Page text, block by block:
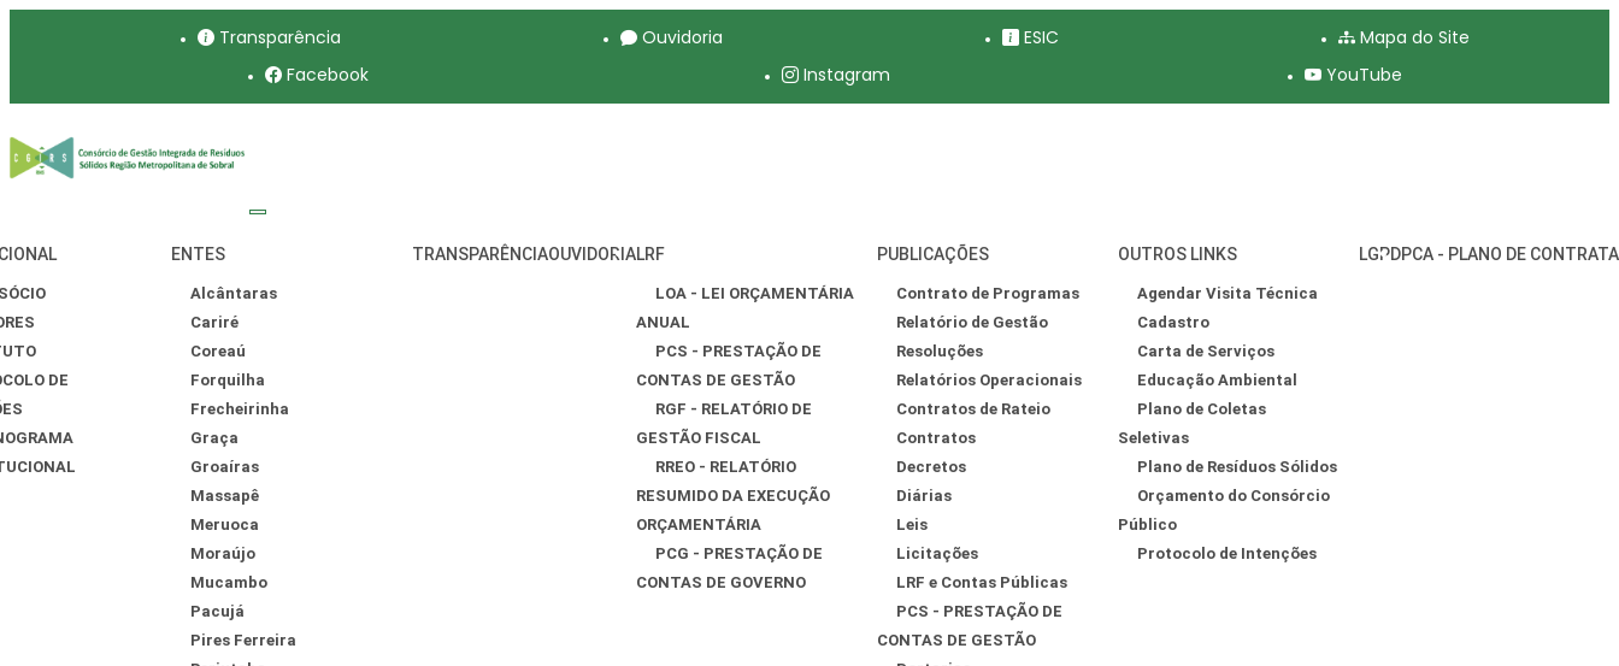
Transparência Ouvidoria ESIC
Mapa do Site
Facebook
Instagram YouTube
DE
ENTES
Alcântaras
Cariré
Coreaú
Forquilha
Frecheirinha
Graça
Groaíras
Massapê
Meruoca
Moraújo
Mucambo
Pacujá
Pires Ferreira
TRANSPARÊNCIAOUVIDORIALRF
LOA - LEI ORÇAMENTÁRIA
ANUAL
PCS - PRESTAÇÃO DE
CONTAS DE GESTÃO
RGF - RELATÓRIO DE
GESTÃO FISCAL
RREO - RELATÓRIO
RESUMIDO DA EXECUÇÃO
ORÇAMENTÁRIA
PCG - PRESTAÇÃO DE
CONTAS DE GOVERNO
PUBLICAÇÕES
Contrato de Programas
Relatório de Gestão
Resoluções
Relatórios Operacionais
Contratos de Rateio
Contratos
Decretos
Diárias
Leis
Licitações
LRF e Contas Públicas
PCS - PRESTAÇÃO DE
CONTAS DE GESTÃO
OUTROS LINKS
Agendar Visita Técnica
Cadastro
Carta de Serviços
Educação Ambiental
Plano de Coletas
Seletivas
Plano de Resíduos Sólidos
Orçamento do Consórcio
Público
Protocolo de Intenções
LGPDPCA - PLANO DE